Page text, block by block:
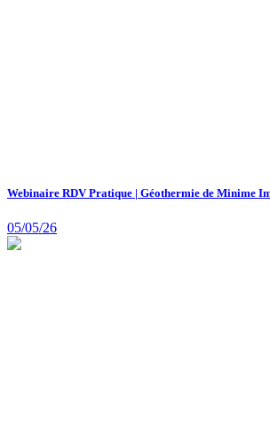
Webinaire RDV Pratique | Géothermie de Minime
05/05/26